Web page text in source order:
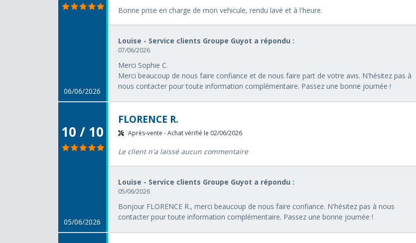
06/06/2026
Bonne prise en charge de mon vehicule, rendu lavé et à l'heure.
Louise - Service clients Groupe Guyot a répondu :
07/06/2026
Merci Sophie C.
Merci beaucoup de nous faire confiance et de nous faire part de votre avis. N'hésitez pas à
nous contacter pour toute information complémentaire. Passez une bonne journée !
10 / 10
05/06/2026
FLORENCE R.
Après-vente - Achat vérifié le 02/06/2026
Le client n'a laissé aucun commentaire
Louise - Service clients Groupe Guyot a répondu :
05/06/2026
Bonjour FLORENCE R., merci beaucoup de nous faire confiance. N'hésitez pas à nous
contacter pour toute information complémentaire. Passez une bonne journée !